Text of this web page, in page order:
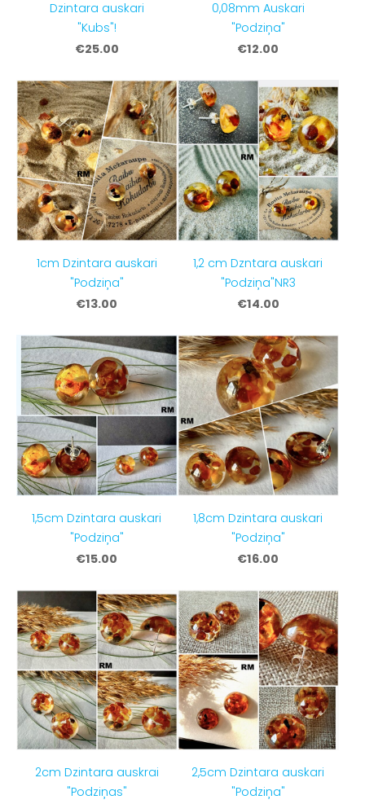
Dzintara auskari
"Kubs"!
€25.00
0,08mm Auskari
"Podziņa"
€12.00
1cm Dzintara auskari
"Podziņa"
€13.00
1,2 cm Dzntara auskari
"Podziņa"NR3
€14.00
1,5cm Dzintara auskari
"Podziņa"
€15.00
1,8cm Dzintara auskari
"Podziņa"
€16.00
2cm Dzintara auskrai
"Podziņas"
2,5cm Dzintara auskari
"Podziņa"